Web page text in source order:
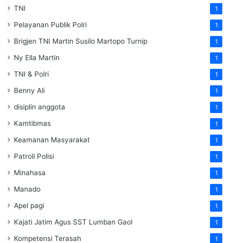
TNI 1
Pelayanan Publik Polri 1
Brigjen TNI Martin Susilo Martopo Turnip 1
Ny Ella Martin 1
TNI & Polri 1
Benny Ali 1
disiplin anggota 1
Kamtibmas 1
Keamanan Masyarakat 1
Patroli Polisi 1
Minahasa 1
Manado 1
Apel pagi 1
Kajati Jatim Agus SST Lumban Gaol 1
Kompetensi Terasah 1